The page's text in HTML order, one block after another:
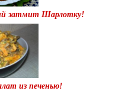
затмит Шарлотку!
из печенью!